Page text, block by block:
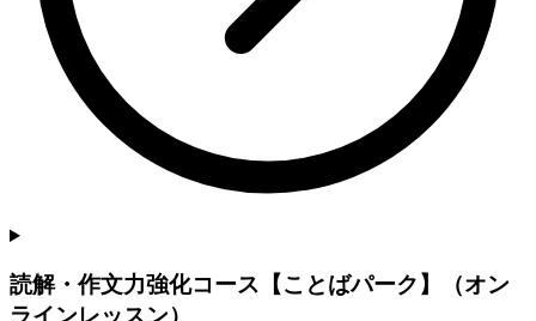
読解・作文力強化コース【ことばパーク】（オン
ラインレッスン）